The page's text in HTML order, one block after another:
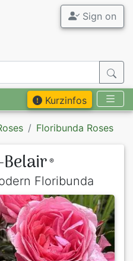
Sign on
Kurzinfos
Floribunda Roses
®
Floribunda